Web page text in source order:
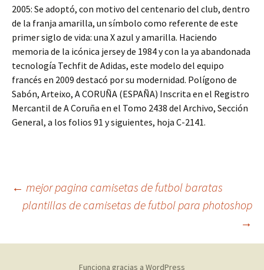
2005: Se adoptó, con motivo del centenario del club, dentro
de la franja amarilla, un símbolo como referente de este
primer siglo de vida: una X azul y amarilla. Haciendo
memoria de la icónica jersey de 1984 y con la ya abandonada
tecnología Techfit de Adidas, este modelo del equipo
francés en 2009 destacó por su modernidad. Polígono de
Sabón, Arteixo, A CORUÑA (ESPAÑA) Inscrita en el Registro
Mercantil de A Coruña en el Tomo 2438 del Archivo, Sección
General, a los folios 91 y siguientes, hoja C-2141.
Navegación
← mejor pagina camisetas de futbol baratas
plantillas de camisetas de futbol para photoshop
→
Funciona gracias a WordPress